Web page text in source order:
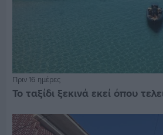
Πριν 16 ημέρες
Το ταξίδι ξεκινά εκεί όπου